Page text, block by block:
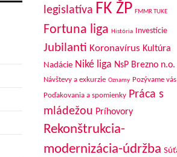
legislatíva FK ŽP FMMR TUKE
Fortuna liga História Investície
Jubilanti Koronavírus Kultúra
Nadácie Niké liga NsP Brezno n.o.
Návštevy a exkurzie Oznamy Pozývame vás
Poďakovania a spomienky Práca s
mládežou Príhovory
Rekonštrukcia-
modernizácia-údržba